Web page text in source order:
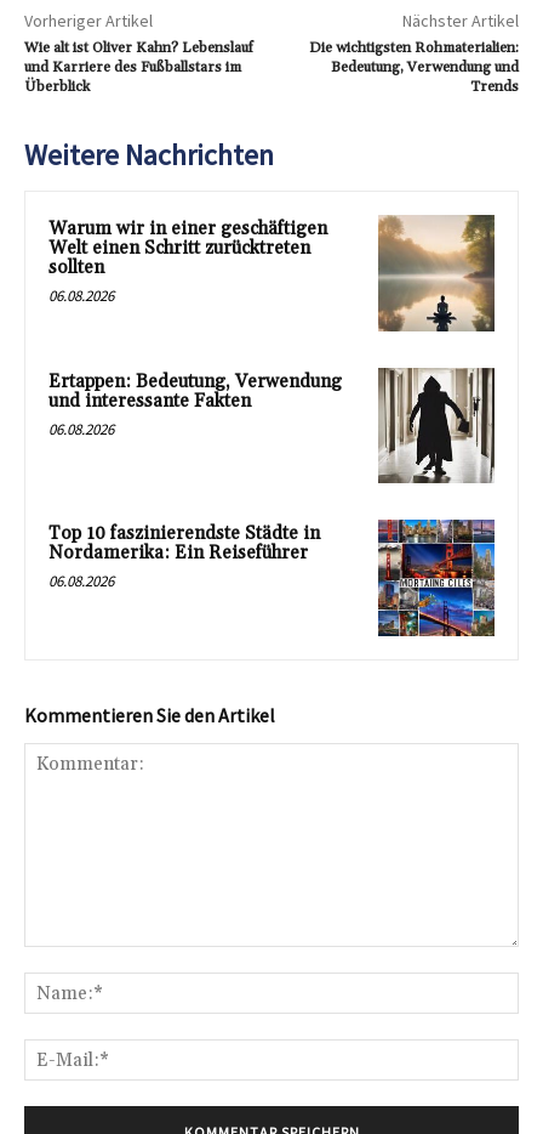
Vorheriger Artikel
Wie alt ist Oliver Kahn? Lebenslauf
und Karriere des Fußballstars im
Überblick
Nächster Artikel
Die wichtigsten Rohmaterialien:
Bedeutung, Verwendung und
Trends
Weitere Nachrichten
Warum wir in einer geschäftigen
Welt einen Schritt zurücktreten
sollten
06.08.2026
Ertappen: Bedeutung, Verwendung
und interessante Fakten
06.08.2026
Top 10 faszinierendste Städte in
Nordamerika: Ein Reiseführer
06.08.2026
Kommentieren Sie den Artikel